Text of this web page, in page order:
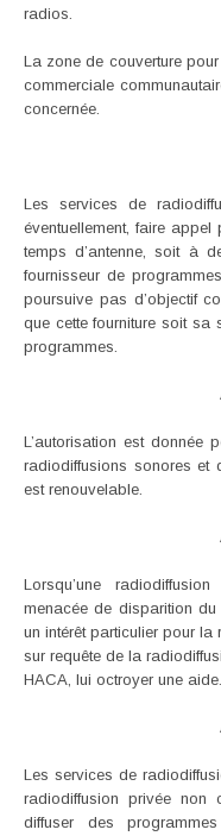
radios.
La zone de couverture
commerciale
concernée.
Les services de
éventuellement, faire
temps d’antenne, soit à
fournisseur de
poursuive pas d’objectif
que cette fourniture soit sa
programmes.
L’autorisation est donnée
radiodiffusions sonores et
est renouvelable.
Lorsqu’une
menacée de disparition
un intérêt particulier pour la
sur requête de la
HACA, lui octroyer une aide.
Les services de
radiodiffusion privée non
diffuser des